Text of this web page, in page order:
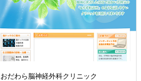
おだわら脳神経外科クリニック